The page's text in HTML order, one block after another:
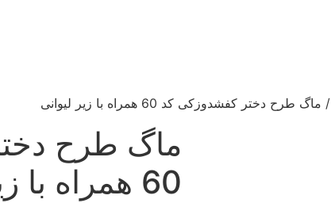
/ ماگ طرح دختر کفشدوزکی کد 60 همراه با زیر لیوانی
ماگ طرح
60 همراه با زیر لیوانی